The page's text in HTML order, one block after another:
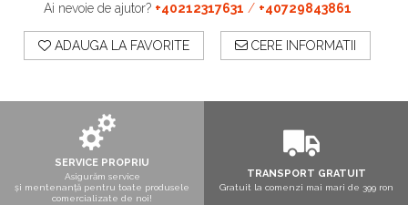
Sisteme surround
Subwoofer
Boxe de perete
Boxe podea
Boxe portabile
Ai nevoie de ajutor? +40212317631 / +40729843861
ADAUGA LA FAVORITE CERE INFORMATII
SERVICE PROPRIU
Asigurăm service
și mentenanță pentru toate produsele
comercializate de noi!
TRANSPORT GRATUIT
Gratuit la comenzi mai mari de 399 ron